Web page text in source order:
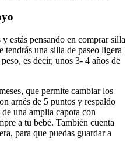
estás pensando en comprar silla
tendrás una silla de paseo ligera
es decir, unos 3- 4 años de
que permite cambiar los
arnés de 5 puntos y respaldo
una amplia capota con
a tu bebé. También cuenta
para que puedas guardar a